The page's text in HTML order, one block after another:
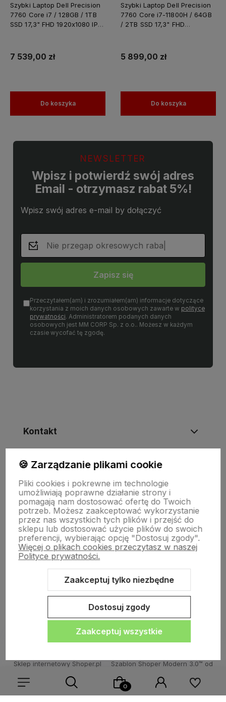
Szybki Laptop Dell Precision
7760 Core i7 / 128GB / 1TB
SSD 17,3" FHD 1920x1080 IPS
Laptop do Grafiki
Projektowania
7 539,00 zł
Do koszyka
Szybki Laptop Dell Precision
7760 Core i7-11800H / 64GB
/ 2TB SSD 17,3" FHD
11 PRO / Laptop do Grafiki
Projektowania
5 899,00 zł
Do koszyka
NEWSLETTER
Wpisz i potwierdź swój adres
Email - otrzymasz rabat 5%!
Wpisz swój adres e-mail by dołączyć
Zapisz się
Przeczytałem(am) i zrozumiałem(am) informacje dotyczące
korzystania z moich danych osobowych zawarte w polityce
prywatności. Administratorem podanych danych
osobowych jest MM CORP Sp. z o.o.. Możesz w każdym
czasie wycofać tę zgodę.
Kontakt
Informacje
Płatności i dostawa
Informacje
Sklep internetowy Shoper.pl Szablon Shoper Modern 3.0™ od
🍪 Zarządzanie plikami cookie
Pliki cookies i pokrewne im technologie
umożliwiają poprawne działanie strony i
pomagają nam dostosować ofertę do Twoich
potrzeb. Możesz zaakceptować wykorzystanie
przez nas wszystkich tych plików i przejść do
sklepu lub dostosować użycie plików do swoich
preferencji, wybierając opcję "Dostosuj zgody".
Więcej o plikach cookies przeczytasz w naszej
Polityce prywatności.
Zaakceptuj tylko niezbędne
Dostosuj zgody
Zaakceptuj wszystkie